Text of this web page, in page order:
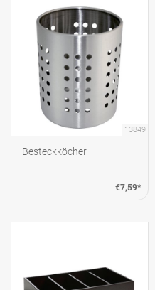
13849
Besteckköcher
€7,59*